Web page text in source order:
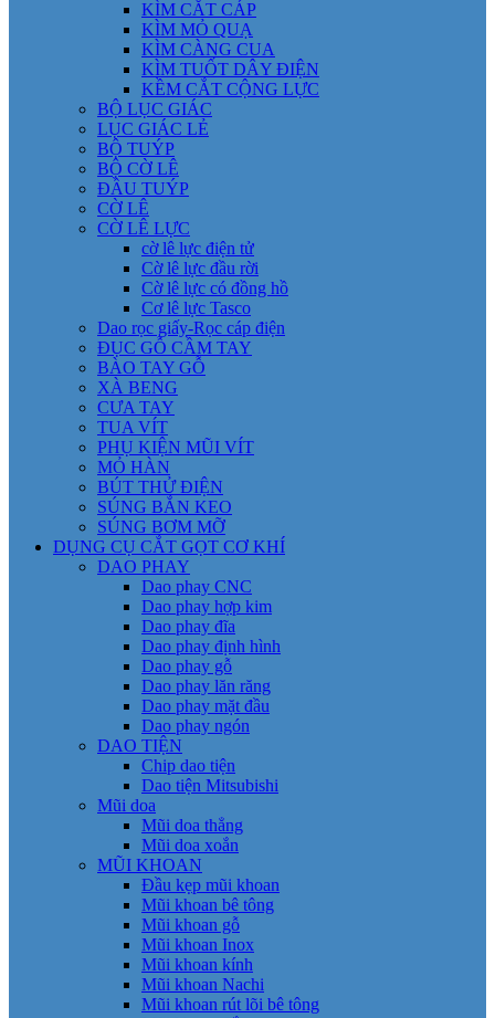
KÌM CẮT CÁP
KÌM MỎ QUẠ
KÌM CÀNG CUA
KÌM TUỐT DÂY ĐIỆN
KỀM CẮT CỘNG LỰC
BỘ LỤC GIÁC
LỤC GIÁC LẺ
BỘ TUÝP
BỘ CỜ LÊ
ĐẦU TUÝP
CỜ LÊ
CỜ LÊ LỰC
cờ lê lực điện tử
Cờ lê lực đầu rời
Cờ lê lực có đồng hồ
Cơ lê lực Tasco
Dao rọc giấy-Rọc cáp điện
ĐỤC GỖ CẦM TAY
BÀO TAY GỖ
XÀ BENG
CƯA TAY
TUA VÍT
PHỤ KIỆN MŨI VÍT
MỎ HÀN
BÚT THỬ ĐIỆN
SÚNG BẮN KEO
SÚNG BƠM MỠ
DỤNG CỤ CẮT GỌT CƠ KHÍ
DAO PHAY
Dao phay CNC
Dao phay hợp kim
Dao phay đĩa
Dao phay định hình
Dao phay gỗ
Dao phay lăn răng
Dao phay mặt đầu
Dao phay ngón
DAO TIỆN
Chip dao tiện
Dao tiện Mitsubishi
Mũi doa
Mũi doa thẳng
Mũi doa xoắn
MŨI KHOAN
Đầu kẹp mũi khoan
Mũi khoan bê tông
Mũi khoan gỗ
Mũi khoan Inox
Mũi khoan kính
Mũi khoan Nachi
Mũi khoan rút lõi bê tông